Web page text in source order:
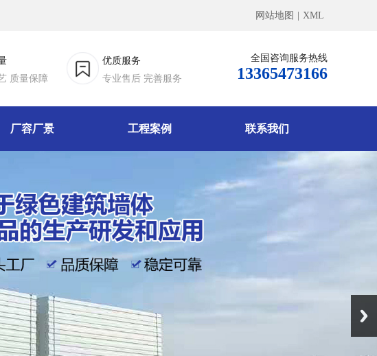
网站地图 XML
质量保障
优质服务
专业售后 完善服务
全国咨询服务热线
13365473166
厂容厂景 工程案例 联系我们